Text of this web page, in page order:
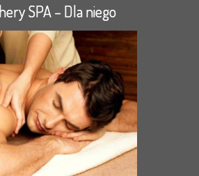
SPA – Dla niego